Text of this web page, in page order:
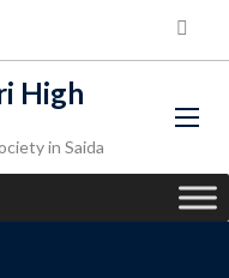
High
in Saida